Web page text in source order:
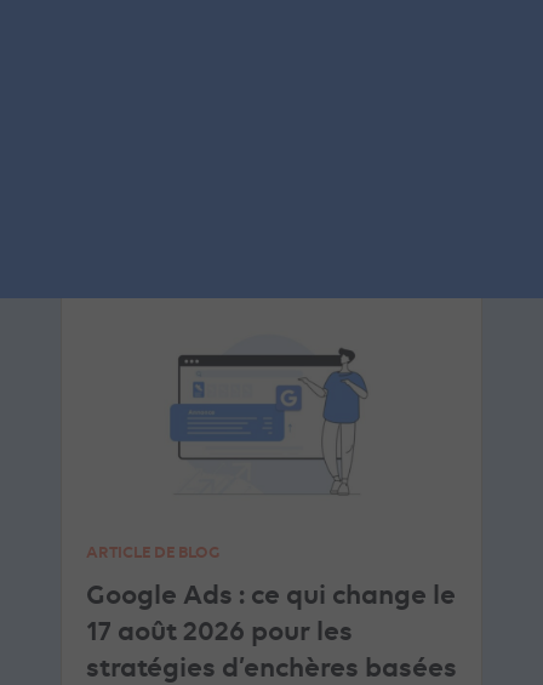
ARTICLE DE BLOG
Google Ads : ce qui change le
17 août 2026 pour les
stratégies d’enchères basées